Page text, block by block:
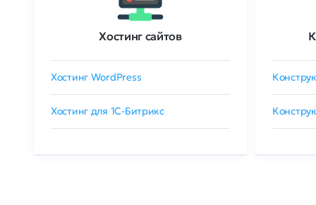
Хостинг сайтов
Хостинг WordPress
Хостинг для 1C-Битрикс